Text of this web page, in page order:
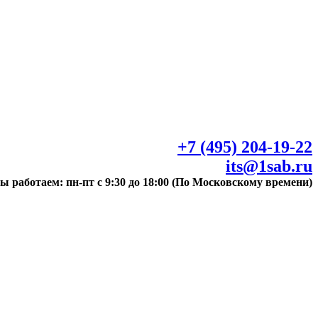
+7 (495) 204-19-22
its@1sab.ru
работаем: пн-пт с 9:30 до 18:00 (По Московскому времени)